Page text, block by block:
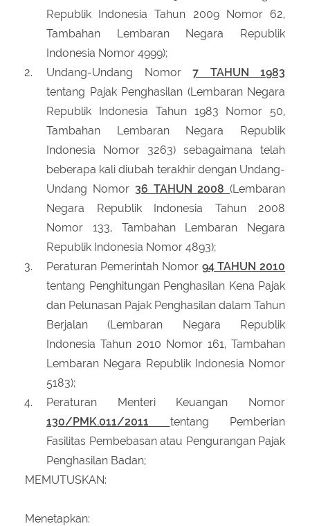
Republik Indonesia Tahun 2009 Nomor 62,
Tambahan Lembaran Negara Republik
Indonesia Nomor 4999);
Undang-Undang Nomor7 TAHUN 1983
tentang Pajak Penghasilan (Lembaran Negara
Republik Indonesia Tahun 1983 Nomor 50,
Tambahan Lembaran Negara Republik
Indonesia Nomor 3263) sebagaimana telah
beberapa kali diubah terakhir dengan Undang-
Undang Nomor 36 TAHUN 2008(Lembaran
Negara Republik Indonesia Tahun 2008
Nomor 133, Tambahan Lembaran Negara
Republik Indonesia Nomor 4893);
Peraturan Pemerintah Nomor 94 TAHUN 2010
tentang Penghitungan Penghasilan Kena Pajak
dan Pelunasan Pajak Penghasilan dalam Tahun
Berjalan (Lembaran Negara Republik
Indonesia Tahun 2010 Nomor 161, Tambahan
Lembaran Negara Republik Indonesia Nomor
5183);
Peraturan Menteri Keuangan Nomor
130/PMK.011/2011 tentang Pemberian
Fasilitas Pembebasan atau Pengurangan Pajak
Penghasilan Badan;
MEMUTUSKAN:
Menetapkan: